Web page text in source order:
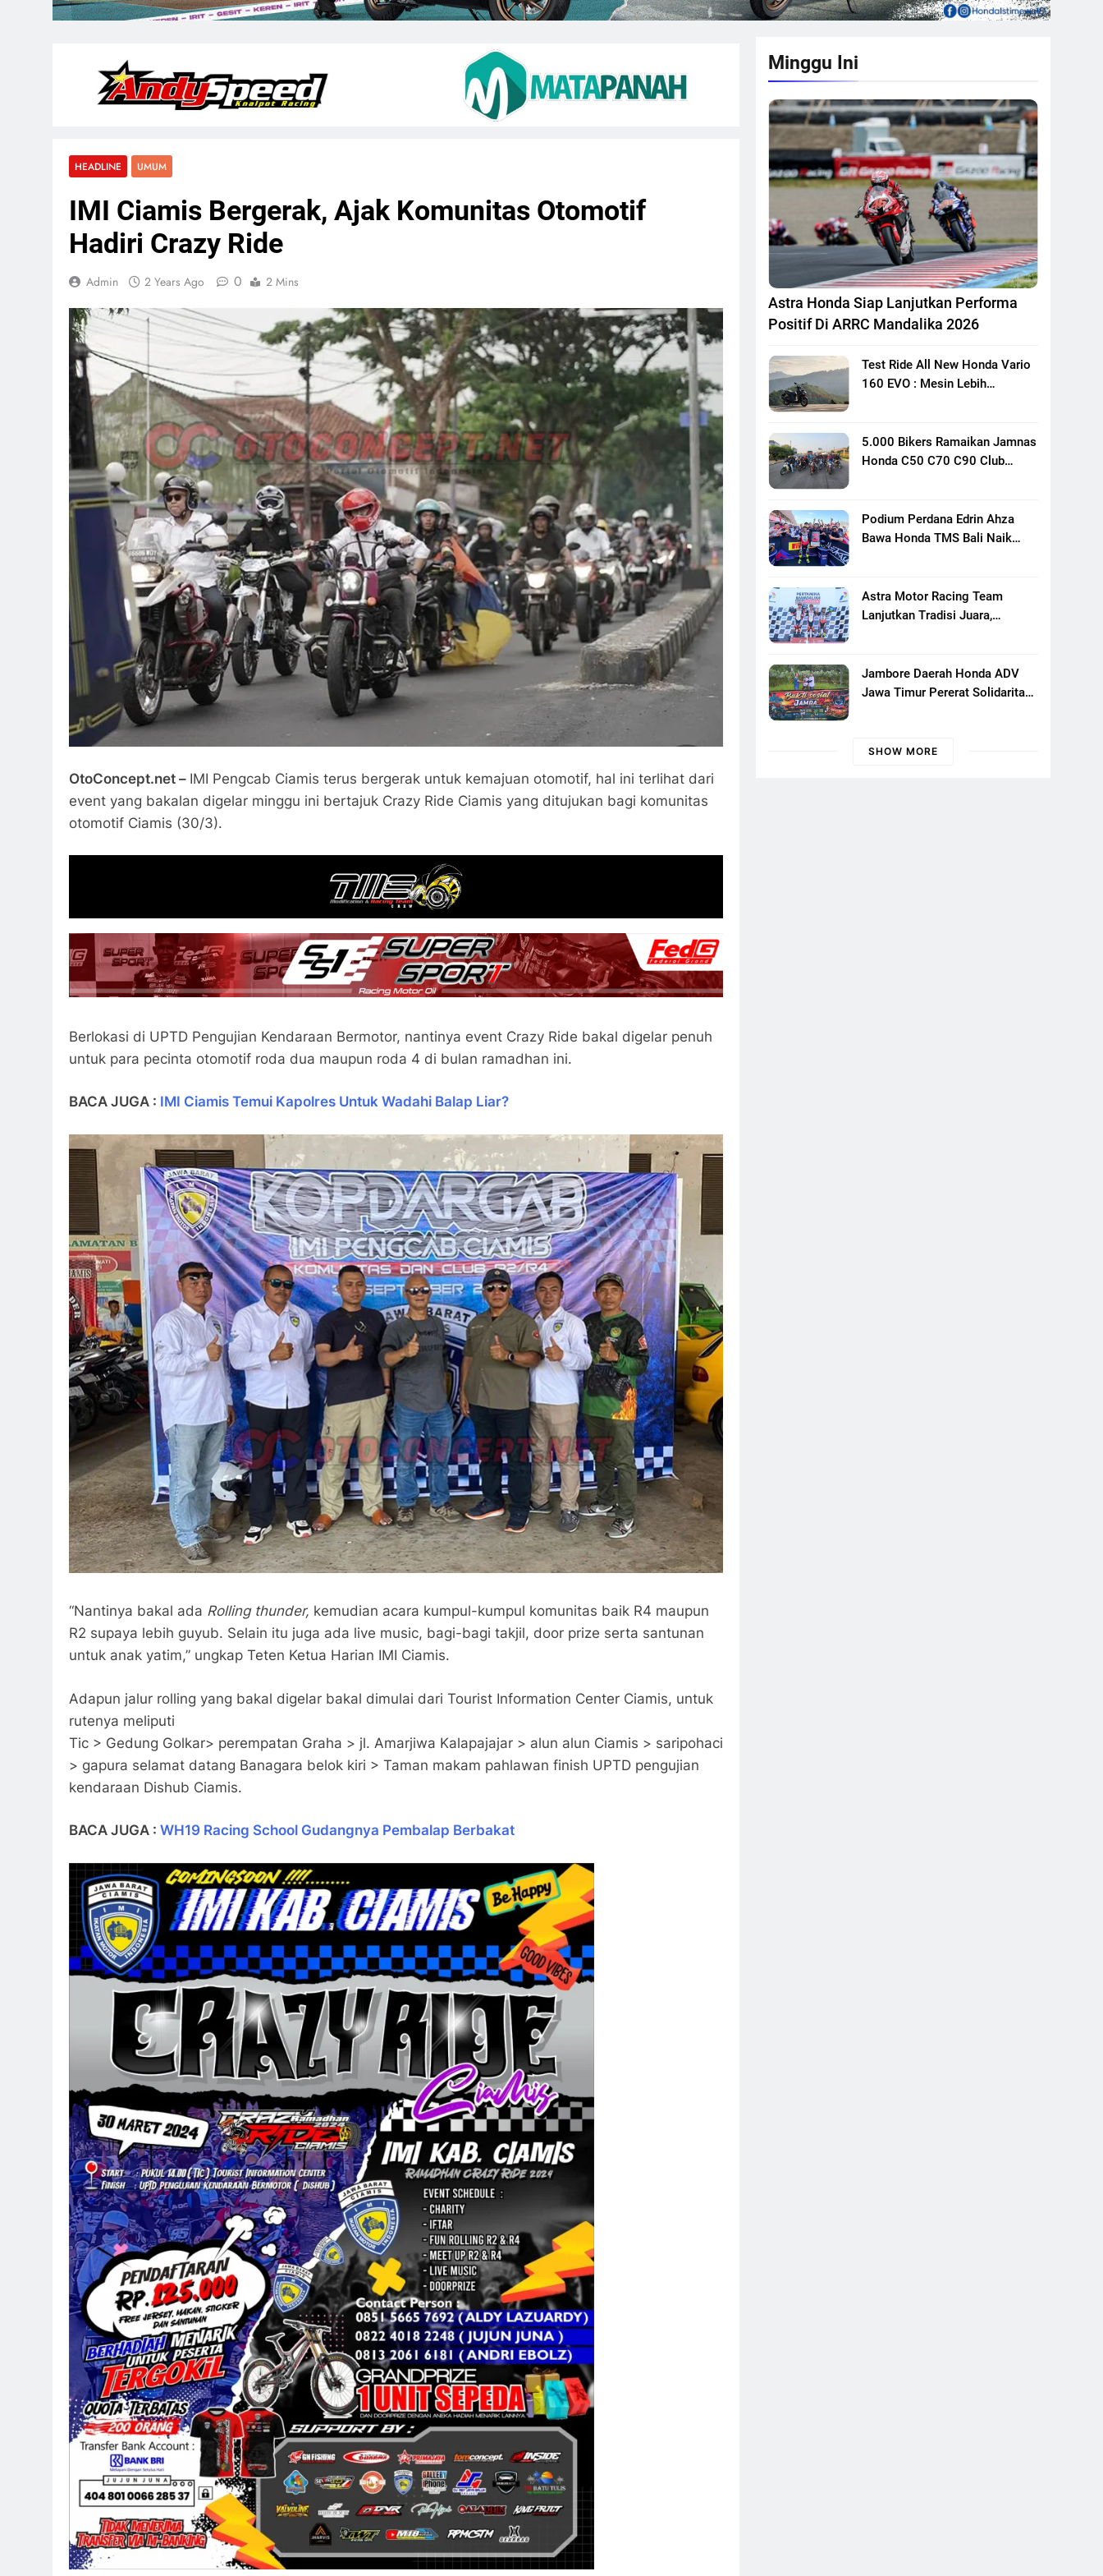
HEADLINE UMUM
IMI Ciamis Bergerak, Ajak Komunitas Otomotif
Hadiri Crazy Ride
Admin 2 Years Ago 0 2 Mins
OtoConcept.net – IMI Pengcab Ciamis terus bergerak untuk kemajuan otomotif, hal ini terlihat dari
event yang bakalan digelar minggu ini bertajuk Crazy Ride Ciamis yang ditujukan bagi komunitas
otomotif Ciamis (30/3).
Berlokasi di UPTD Pengujian Kendaraan Bermotor, nantinya event Crazy Ride bakal digelar penuh
untuk para pecinta otomotif roda dua maupun roda 4 di bulan ramadhan ini.
BACA JUGA : IMI Ciamis Temui Kapolres Untuk Wadahi Balap Liar?
“Nantinya bakal ada Rolling thunder, kemudian acara kumpul-kumpul komunitas baik R4 maupun
R2 supaya lebih guyub. Selain itu juga ada live music, bagi-bagi takjil, door prize serta santunan
untuk anak yatim,” ungkap Teten Ketua Harian IMI Ciamis.
Adapun jalur rolling yang bakal digelar bakal dimulai dari Tourist Information Center Ciamis, untuk
rutenya meliputi
Tic > Gedung Golkar> perempatan Graha > jl. Amarjiwa Kalapajajar > alun alun Ciamis > saripohaci
> gapura selamat datang Banagara belok kiri > Taman makam pahlawan finish UPTD pengujian
kendaraan Dishub Ciamis.
BACA JUGA : WH19 Racing School Gudangnya Pembalap Berbakat
Minggu Ini
Astra Honda Siap Lanjutkan Performa
Positif Di ARRC Mandalika 2026
Test Ride All New Honda Vario
160 EVO : Mesin Lebih
5.000 Bikers Ramaikan Jamnas
Honda C50 C70 C90 Club
Motor Klasik Honda
Podium Perdana Edrin Ahza
Bawa Honda TMS Bali Naik
Astra Motor Racing Team
Lanjutkan Tradisi Juara,
Putaran Ke 3
Jambore Daerah Honda ADV
Jawa Timur Pererat Solidaritas
Banyuwangi
SHOW MORE